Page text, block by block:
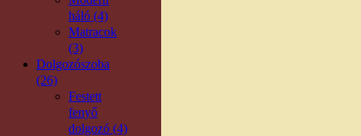
háló (4)
Matracok
(3)
Dolgozószoba
(26)
Festett
fenyő
dolgozó (4)